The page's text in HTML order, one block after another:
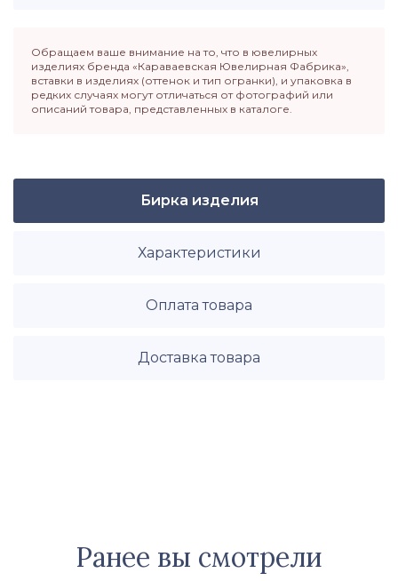
Обращаем ваше внимание на то, что в ювелирных
изделиях бренда «Караваевская Ювелирная Фабрика»,
вставки в изделиях (оттенок и тип огранки), и упаковка в
редких случаях могут отличаться от фотографий или
описаний товара, представленных в каталоге.
Бирка изделия
Характеристики
Оплата товара
Доставка товара
Ранее вы смотрели